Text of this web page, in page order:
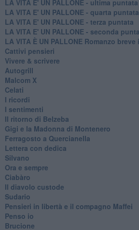
LA VITA E' UN PALLONE - ultima puntata
LA VITA E' UN PALLONE - quarta puntata
LA VITA E' UN PALLONE - terza puntata
LA VITA E' UN PALLONE - seconda
LA VITA È UN PALLONE Romanzo
Cattivi pensieri
Vivere & scrivere
Autogrill
Malcom X
Celati
I ricordi
I sentimenti
Il ritorno di Belzeba
Gigi e la Madonna di Montenero
Ferragosto a Quercianella
Lettera con dedica
Silvano
Ora e sempre
Ciabàro
Il diavolo custode
Sudario
Pensieri in libertà e il compagno Maffei
Penso io
Brucione